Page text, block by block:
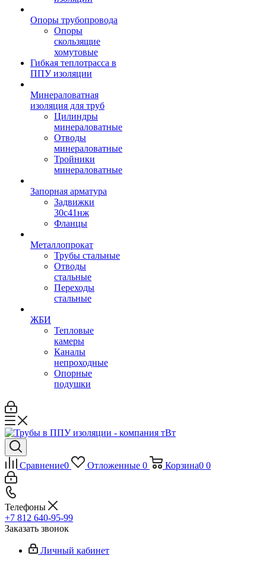
Опоры трубопровода
Опоры
скользящие
хомутовые
Гибкая теплотрасса в
ППУ изоляции
Минераловатная
изоляция для труб
Цилиндры
минераловатные
Отводы
минераловатные
Тройники
минераловатные
Запорная арматура
Задвижки
30с41нж
Фланцы
Металлопрокат
Трубы стальные
Отводы
стальные
Переходы
стальные
ЖБИ
Тепловые
камеры
Каналы
непроходные
Опорные
подушки
Сравнение0 Отложенные 0 Корзина0 0
Телефоны
+7 812 640-95-99
Заказать звонок
Личный кабинет